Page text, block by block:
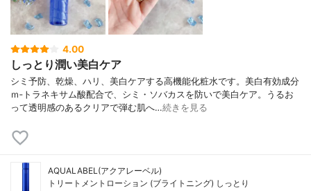
4.00
しっとり潤い美白ケア
シミ予防、乾燥、ハリ、美白ケアする高機能化粧水です。美白有効成分
ｍ‐トラネキサム酸配合で、シミ・ソバカスを防いで美白ケア。うるお
って透明感のあるクリアで弾む肌へ…続きを見る
AQUALABEL(アクアレーベル)
トリートメントローション (ブライトニング) しっとり